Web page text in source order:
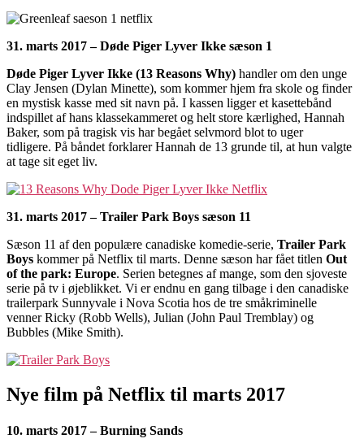
31. marts 2017 – Døde Piger Lyver Ikke sæson 1
Døde Piger Lyver Ikke (13 Reasons Why) handler om den unge
Clay Jensen (Dylan Minette), som kommer hjem fra skole og finder
en mystisk kasse med sit navn på. I kassen ligger et kasettebånd
indspillet af hans klassekammeret og helt store kærlighed, Hannah
Baker, som på tragisk vis har begået selvmord blot to uger
tidligere. På båndet forklarer Hannah de 13 grunde til, at hun valgte
at tage sit eget liv.
31. marts 2017 – Trailer Park Boys sæson 11
Sæson 11 af den populære canadiske komedie-serie, Trailer Park
Boys kommer på Netflix til marts. Denne sæson har fået titlen Out
of the park: Europe. Serien betegnes af mange, som den sjoveste
serie på tv i øjeblikket. Vi er endnu en gang tilbage i den canadiske
trailerpark Sunnyvale i Nova Scotia hos de tre småkriminelle
venner Ricky (Robb Wells), Julian (John Paul Tremblay) og
Bubbles (Mike Smith).
Nye film på Netflix til marts 2017
10. marts 2017 – Burning Sands